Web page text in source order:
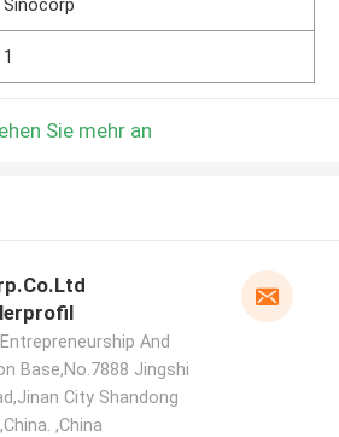
Sinocorp
1
Sie mehr an
And
Base,No.7888 Jingshi
City Shandong
,China